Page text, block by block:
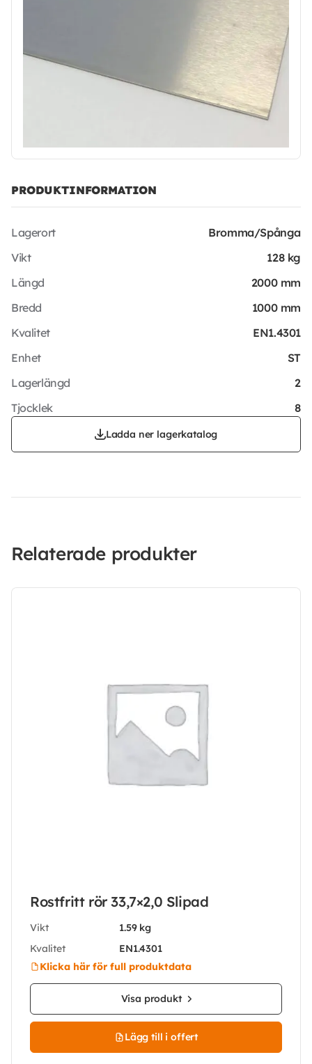
PRODUKTINFORMATION
Lagerort
Bromma/Spånga
Vikt
128 kg
Längd
2000 mm
Bredd
1000 mm
Kvalitet
EN1.4301
Enhet
ST
Lagerlängd
2
Tjocklek
8
Ladda ner lagerkatalog
Relaterade produkter
Rostfritt rör 33,7×2,0 Slipad
Vikt
1.59 kg
Kvalitet
EN1.4301
Klicka här för full produktdata
Visa produkt
Lägg till i offert